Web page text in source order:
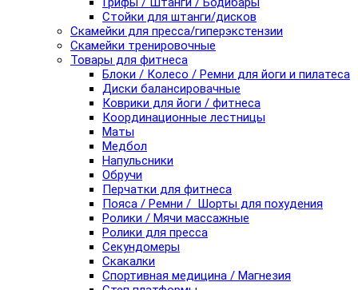
Стойки для штанги/дисков
Скамейки для пресса/гиперэкстензии
Скамейки тренировочные
Товары для фитнеса
Блоки / Колесо / Ремни для йоги и пилатеса
Диски балансировачные
Коврики для йоги / фитнеса
Координационные лестницы
Маты
Медбол
Напульсники
Обручи
Перчатки для фитнеса
Пояса / Ремни / Шорты для похудения
Ролики / Мячи массажные
Ролики для пресса
Секундомеры
Скакалки
Спортивная медицина / Магнезия